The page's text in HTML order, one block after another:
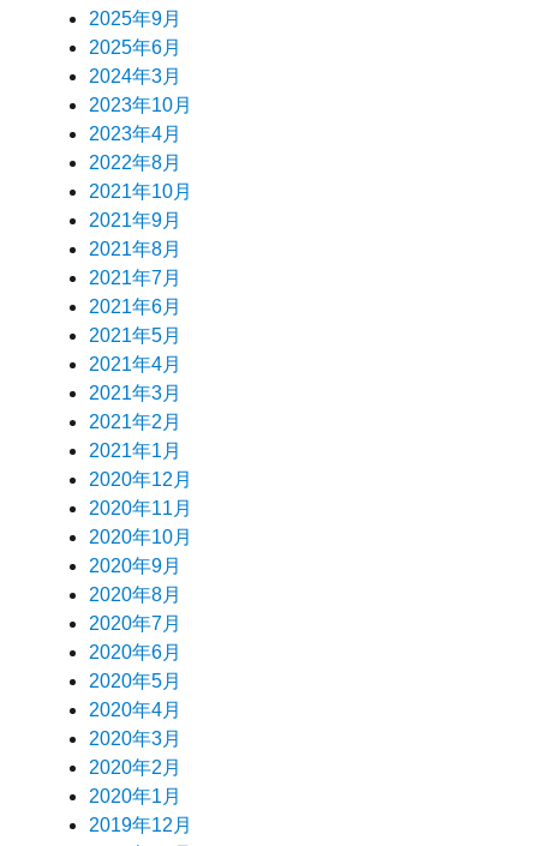
2025年9月
2025年6月
2024年3月
2023年10月
2023年4月
2022年8月
2021年10月
2021年9月
2021年8月
2021年7月
2021年6月
2021年5月
2021年4月
2021年3月
2021年2月
2021年1月
2020年12月
2020年11月
2020年10月
2020年9月
2020年8月
2020年7月
2020年6月
2020年5月
2020年4月
2020年3月
2020年2月
2020年1月
2019年12月